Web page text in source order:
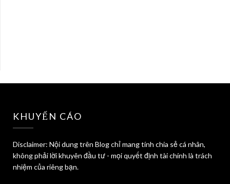
KHUYẾN CÁO
Disclaimer: Nội dung trên Blog chỉ mang tính chia sẻ cá nhân,
không phải lời khuyên đầu tư - mọi quyết định tài chính là trách
nhiệm của riêng bạn.